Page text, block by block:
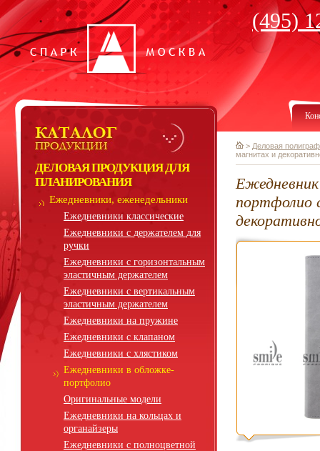
(495)
ДЕЛОВАЯ ПРОДУКЦИЯ ДЛЯ
ПЛАНИРОВАНИЯ
Ежедневники, еженедельники
Ежедневники классические
Ежедневники с держателем для
ручки
Ежедневники с горизонтальным
эластичным держателем
Ежедневники с вертикальным
эластичным держателем
Ежедневники на пружине
Ежедневники с клапаном
Ежедневники с хлястиком
Ежедневники в обложке-
портфолио
Оригинальные модели
Ежедневники на кольцах и
органайзеры
Ежедневники с полноцветной
> Деловая
магнитах и
портфолио